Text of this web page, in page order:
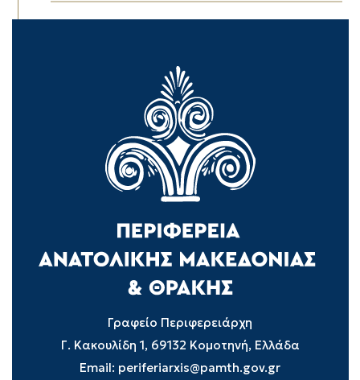
Γραφείο Περιφερειάρχη
Γ. Κακουλίδη 1, 69132 Κομοτηνή, Ελλάδα
Email: periferiarxis@pamth.gov.gr